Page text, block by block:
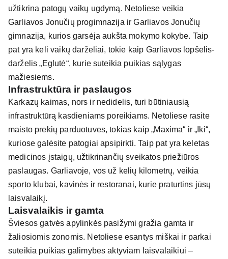
užtikrina patogų vaikų ugdymą. Netoliese veikia
Garliavos Jonučių progimnazija ir Garliavos Jonučių
gimnazija, kurios garsėja aukšta mokymo kokybe. Taip
pat yra keli vaikų darželiai, tokie kaip Garliavos lopšelis-
darželis „Eglutė“, kurie suteikia puikias sąlygas
mažiesiems.
Infrastruktūra ir paslaugos
Karkazų kaimas, nors ir nedidelis, turi būtiniausią
infrastruktūrą kasdieniams poreikiams. Netoliese rasite
maisto prekių parduotuves, tokias kaip „Maxima“ ir „Iki“,
kuriose galėsite patogiai apsipirkti. Taip pat yra keletas
medicinos įstaigų, užtikrinančių sveikatos priežiūros
paslaugas. Garliavoje, vos už kelių kilometrų, veikia
sporto klubai, kavinės ir restoranai, kurie praturtins jūsų
laisvalaikį.
Laisvalaikis ir gamta
Šviesos gatvės apylinkės pasižymi gražia gamta ir
žaliosiomis zonomis. Netoliese esantys miškai ir parkai
suteikia puikias galimybes aktyviam laisvalaikiui –